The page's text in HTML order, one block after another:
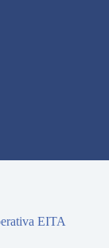
EITA